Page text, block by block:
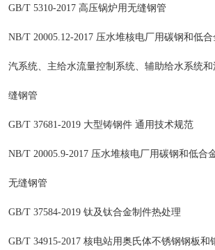
GB/T 5310-2017 高压锅炉用无缝钢管
NB/T 20005.12-2017 压水堆核电厂用碳钢和低
汽系统、主给水流量控制系统、辅助给水系统
缝钢管
GB/T 37681-2019 大型铸钢件 通用技术规范
NB/T 20005.9-2017 压水堆核电厂用碳钢和低合
无缝钢管
GB/T 37584-2019 钛及钛合金制件热处理
GB/T 34915-2017 核电站用奥氏体不锈钢钢板和